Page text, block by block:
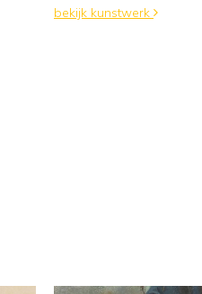
bekijk kunstwerk